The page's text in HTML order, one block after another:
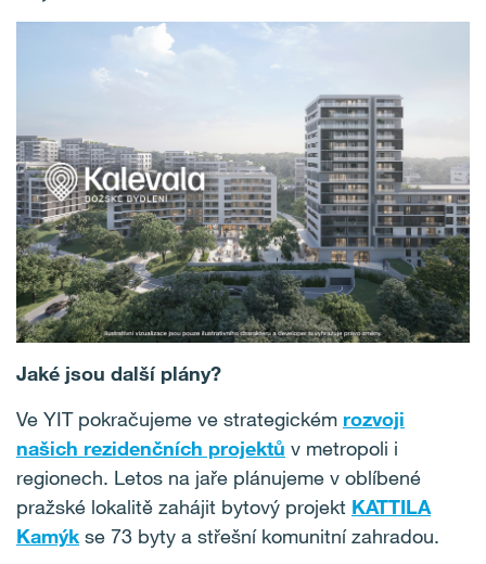
Jaké jsou další plány?
Ve YIT pokračujeme ve strategickém rozvoji
našich rezidenčních projektů v metropoli i
regionech. Letos na jaře plánujeme v oblíbené
pražské lokalitě zahájit bytový projekt KATTILA
Kamýk se 73 byty a střešní komunitní zahradou.